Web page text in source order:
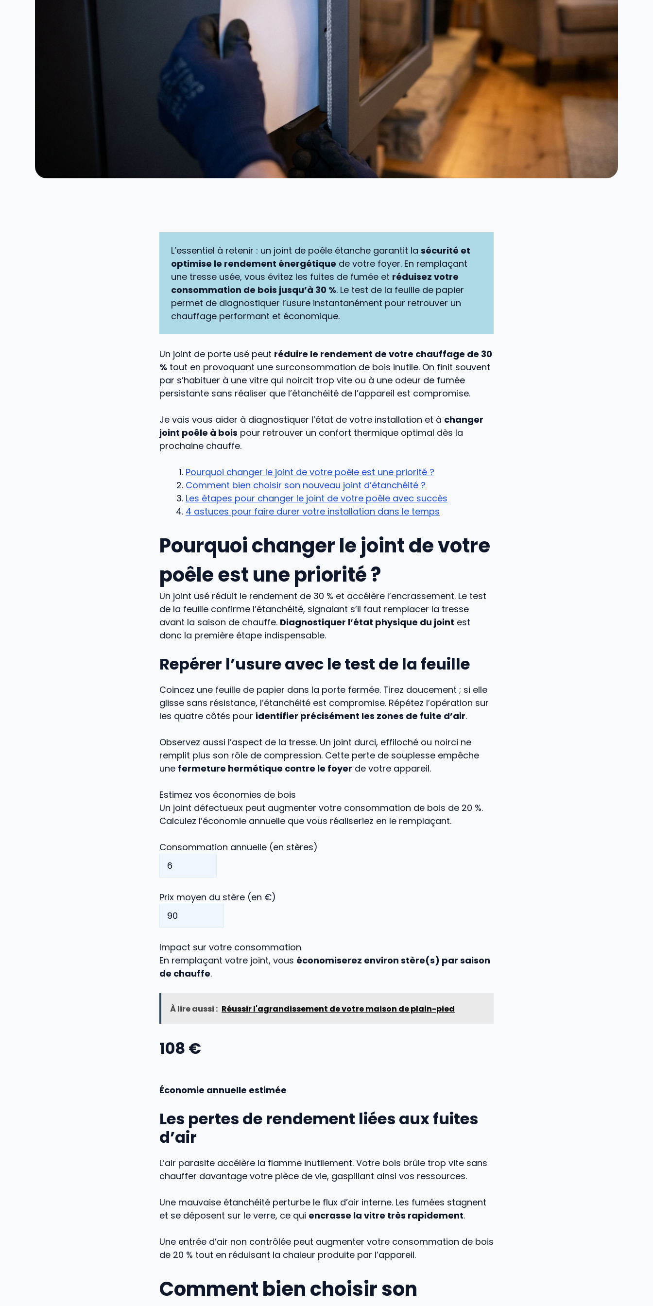
L’essentiel à retenir : un joint de poêle étanche garantit la sécurité et
optimise le rendement énergétique de votre foyer. En remplaçant
une tresse usée, vous évitez les fuites de fumée et réduisez votre
consommation de bois jusqu’à 30 %. Le test de la feuille de papier
permet de diagnostiquer l’usure instantanément pour retrouver un
chauffage performant et économique.
Un joint de porte usé peut réduire le rendement de votre chauffage de 30
% tout en provoquant une surconsommation de bois inutile. On finit souvent
par s’habituer à une vitre qui noircit trop vite ou à une odeur de fumée
persistante sans réaliser que l’étanchéité de l’appareil est compromise.
Je vais vous aider à diagnostiquer l’état de votre installation et à changer
joint poêle à bois pour retrouver un confort thermique optimal dès la
prochaine chauffe.
Pourquoi changer le joint de votre poêle est une priorité ?
Comment bien choisir son nouveau joint d’étanchéité ?
Les étapes pour changer le joint de votre poêle avec succès
4 astuces pour faire durer votre installation dans le temps
Pourquoi changer le joint de votre
poêle est une priorité ?
Un joint usé réduit le rendement de 30 % et accélère l’encrassement. Le test
de la feuille confirme l’étanchéité, signalant s’il faut remplacer la tresse
avant la saison de chauffe. Diagnostiquer l’état physique du joint est
donc la première étape indispensable.
Repérer l’usure avec le test de la feuille
Coincez une feuille de papier dans la porte fermée. Tirez doucement ; si elle
glisse sans résistance, l’étanchéité est compromise. Répétez l’opération sur
les quatre côtés pour identifier précisément les zones de fuite d’air.
Observez aussi l’aspect de la tresse. Un joint durci, effiloché ou noirci ne
remplit plus son rôle de compression. Cette perte de souplesse empêche
une fermeture hermétique contre le foyer de votre appareil.
Estimez vos économies de bois
Un joint défectueux peut augmenter votre consommation de bois de 20 %.
Calculez l’économie annuelle que vous réaliseriez en le remplaçant.
Consommation annuelle (en stères)
Prix moyen du stère (en €)
Impact sur votre consommation
En remplaçant votre joint, vous économiserez environ stère(s) par saison
de chauffe.
À lire aussi : Réussir l'agrandissement de votre maison de plain-pied
108 €
Économie annuelle estimée
Les pertes de rendement liées aux fuites
d’air
L’air parasite accélère la flamme inutilement. Votre bois brûle trop vite sans
chauffer davantage votre pièce de vie, gaspillant ainsi vos ressources.
Une mauvaise étanchéité perturbe le flux d’air interne. Les fumées stagnent
et se déposent sur le verre, ce qui encrasse la vitre très rapidement.
Une entrée d’air non contrôlée peut augmenter votre consommation de bois
de 20 % tout en réduisant la chaleur produite par l’appareil.
Comment bien choisir son